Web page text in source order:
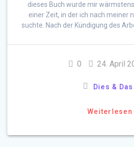
dieses Buch wurde mir
einer Zeit, in der ich nach meiner
suchte. Nach der Kündigung des
0 24. April
Dies & Das
Weiterlesen